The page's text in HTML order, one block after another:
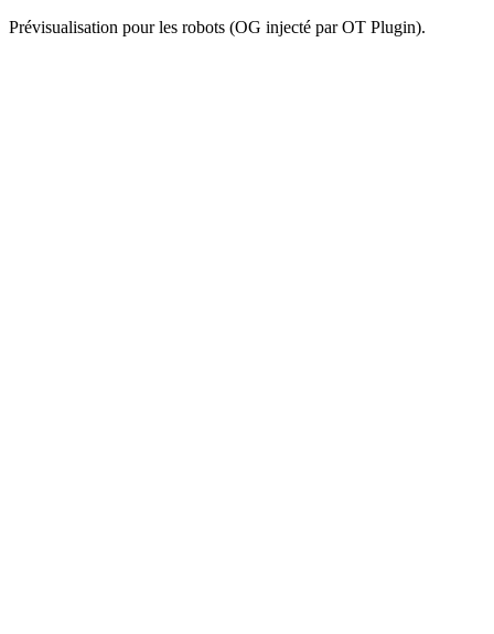
Prévisualisation pour les robots (OG injecté par OT Plugin).